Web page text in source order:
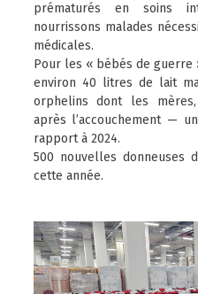
prématurés en soins
nourrissons malades
médicales.
Pour les « bébés de guerre
environ 40 litres de lait
orphelins dont les
après l’accouchement —
rapport à 2024.
500 nouvelles donneuses
cette année.